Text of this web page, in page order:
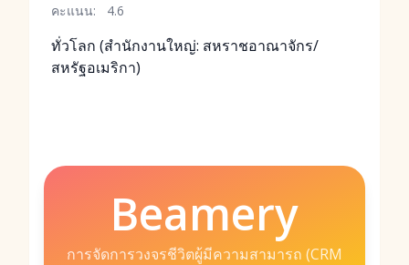
คะแนน: 4.6
ทั่วโลก (สำนักงานใหญ่: สหราชอาณาจักร/
สหรัฐอเมริกา)
Beamery
การจัดการวงจรชีวิตผู้มีความสามารถ (CRM